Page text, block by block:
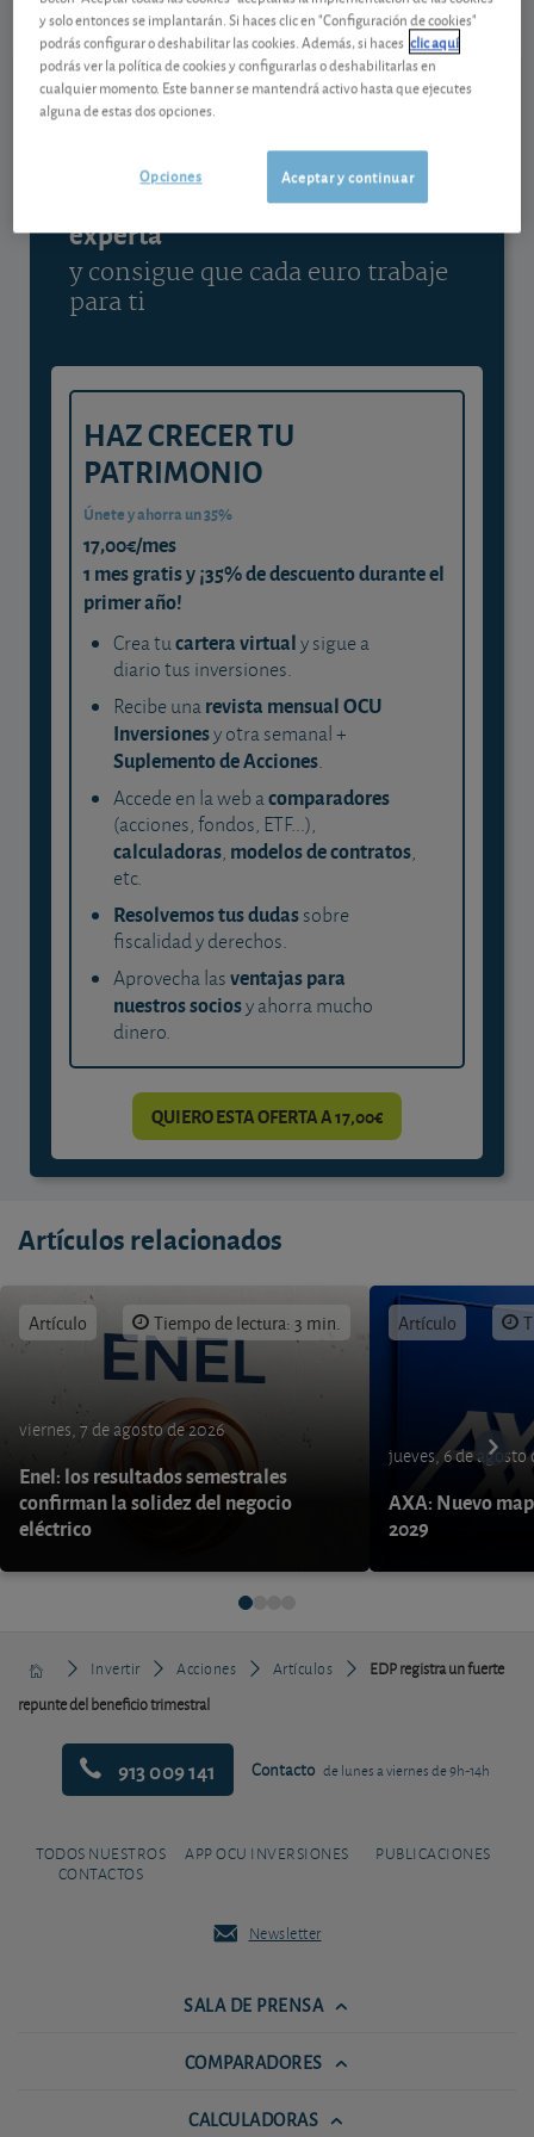
Ver detalladamente
Contenido reservado a SOCIOS
Gestiona tu dinero con visión
experta
y consigue que cada euro trabaje
para ti
HAZ CRECER TU
PATRIMONIO
Únete y ahorra un 35%
17,00€/mes
1 mes gratis y ¡35% de descuento durante el
primer año!
Crea tucartera virtualy sigue a
diario tus inversiones.
Recibe unarevista mensual OCU
Inversionesy otra semanal +
Suplemento de Acciones.
Accede en la web acomparadores
(acciones, fondos, ETF...),
calculadoras, modelos de contratos,
etc.
Resolvemos tus dudassobre
fiscalidad y derechos.
Aprovecha lasventajas para
nuestros sociosy ahorra mucho
dinero.
QUIERO ESTA OFERTA A 17,00€
Artículos relacionados
Artículo Tiempo de lectura: 3 min.
viernes, 7 de agosto de 2026
Enel: los resultados semestrales
confirman la solidez del negocio
eléctrico
Artículo
jueves, 6 de agosto
AXA: Nuevo
2029
Invertir Acciones Artículos
EDP registra un fuerte
repunte del beneficio trimestral
913 009 141 Contacto de lunes a viernes de 9h-14h
TODOS NUESTROS
CONTACTOS
APP OCU INVERSIONES PUBLICACIONES
Newsletter
SALA DE PRENSA
COMPARADORES
CALCULADORAS
y solo entonces se implantarán. Si haces clic en "Configuración de cookies"
podrás configurar o deshabilitar las cookies. Además, si haces clic aquí
podrás ver la política de cookies y configurarlas o deshabilitarlas en
cualquier momento. Este banner se mantendrá activo hasta que ejecutes
alguna de estas dos opciones.
Aceptar y continuar
Opciones